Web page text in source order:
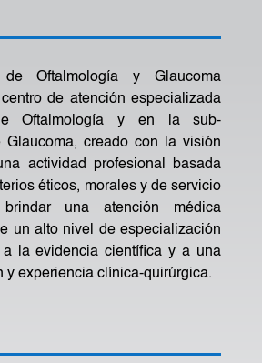
Oftalmología y Glaucoma
de atención especializada
Oftalmología y en la sub-
Glaucoma, creado con la visión
actividad profesional basada
éticos, morales y de servicio
una atención médica
un alto nivel de especialización
la evidencia científica y a una
y experiencia clínica-quirúrgica.